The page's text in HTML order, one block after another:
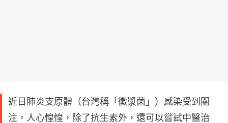
近日肺炎支原體（台灣稱「黴漿菌」）感染受到關
注，人心惶惶，除了抗生素外，還可以嘗試中醫治